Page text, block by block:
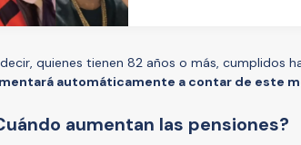
quienes tienen 82 años o más, cumplidos
automáticamente a contar de este
aumentan las pensiones?